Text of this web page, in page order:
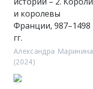
и королевы
Франции, 987–1498
гг.
Александра Маринина
(2024)